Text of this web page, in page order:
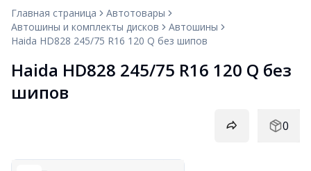
Главная страница
Автотовары
Автошины и комплекты дисков
Автошины
Haida HD828 245/75 R16 120 Q без шипов
Haida HD828 245/75 R16 120 Q без
шипов
0